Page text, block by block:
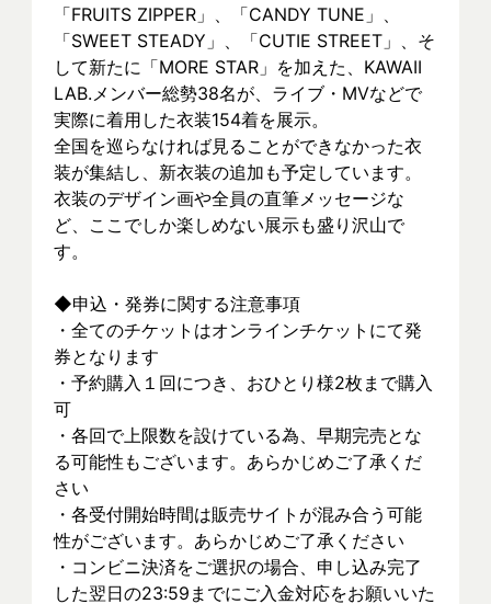
「FRUITS ZIPPER」、「CANDY TUNE」、
「SWEET STEADY」、「CUTIE STREET」、そ
して新たに「MORE STAR」を加えた、KAWAII
LAB.メンバー総勢38名が、ライブ・MVなどで
実際に着⽤した衣装154着を展示。
全国を巡らなければ見ることができなかった衣
装が集結し、新⾐装の追加も予定しています。
衣装のデザイン画や全員の直筆メッセージな
ど、ここでしか楽しめない展示も盛り沢山で
す。
◆申込・発券に関する注意事項
・全てのチケットはオンラインチケットにて発
券となります
・予約購入１回につき、おひとり様2枚まで購入
可
・各回で上限数を設けている為、早期完売とな
る可能性もございます。あらかじめご了承くだ
さい
・各受付開始時間は販売サイトが混み合う可能
性がございます。あらかじめご了承ください
・コンビニ決済をご選択の場合、申し込み完了
した翌日の23:59までにご入金対応をお願いいた